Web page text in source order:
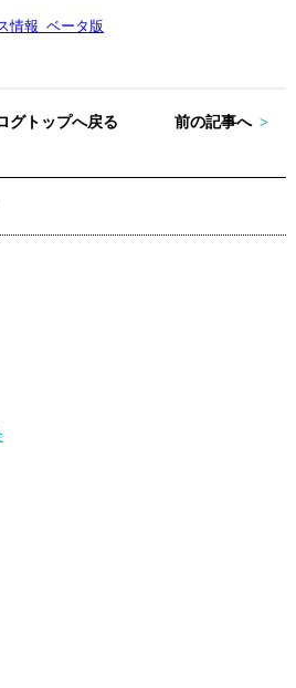
情報_ベータ版
グトップへ戻る 前の記事へ